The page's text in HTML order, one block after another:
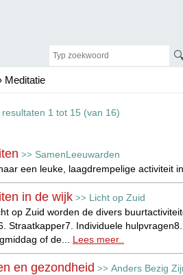
Meditatie
1 tot 15 (van 16)
>> SamenLeeuwarden
een leuke, laagdrempelige activiteit
in de wijk >> Licht op Zuid
op Zuid worden de divers
Straatkapper7. Individuele
of de... Lees meer..
en gezondheid >> Anders Bezig